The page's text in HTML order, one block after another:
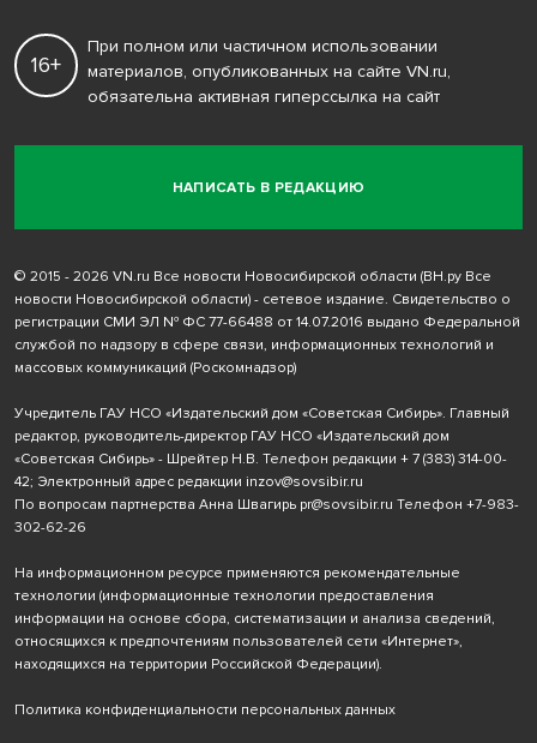
НАПИСАТЬ В РЕДАКЦИЮ
16+
При полном или частичном использовании
материалов, опубликованных на сайте VN.ru,
обязательна активная гиперссылка на сайт
© 2015 - 2026 VN.ru Все новости Новосибирской области (ВН.ру Все
новости Новосибирской области) - сетевое издание. Свидетельство о
регистрации СМИ ЭЛ № ФС 77-66488 от 14.07.2016 выдано Федеральной
службой по надзору в сфере связи, информационных технологий и
массовых коммуникаций (Роскомнадзор)
Учредитель ГАУ НСО «Издательский дом «Советская Сибирь». Главный
редактор, руководитель-директор ГАУ НСО «Издательский дом
«Советская Сибирь» - Шрейтер Н.В. Телефон редакции + 7 (383) 314-00-
42; Электронный адрес редакции inzov@sovsibir.ru
По вопросам партнерства Анна Швагирь pr@sovsibir.ru Телефон +7-983-
302-62-26
На информационном ресурсе применяются рекомендательные
технологии (информационные технологии предоставления
информации на основе сбора, систематизации и анализа сведений,
относящихся к предпочтениям пользователей сети «Интернет»,
находящихся на территории Российской Федерации).
Политика конфиденциальности персональных данных